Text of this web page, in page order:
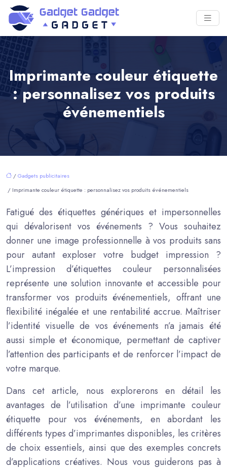
Imprimante couleur étiquette
: personnalisez vos produits
événementiels
/Gadgets publicitaires
/ Imprimante couleur étiquette : personnalisez vos produits événementiels
Fatigué des étiquettes génériques et impersonnelles
qui dévalorisent vos événements ? Vous souhaitez
donner une image professionnelle à vos produits sans
pour autant exploser votre budget impression ?
L’impression d’étiquettes couleur personnalisées
représente une solution innovante et accessible pour
transformer vos produits événementiels, offrant une
flexibilité inégalée et une rentabilité accrue. Maîtriser
l’identité visuelle de vos événements n’a jamais été
aussi simple et économique, permettant de captiver
l’attention des participants et de renforcer l’impact de
votre marque.
Dans cet article, nous explorerons en détail les
avantages de l’utilisation d’une imprimante couleur
étiquette pour vos événements, en abordant les
différents types d’imprimantes disponibles, les critères
de choix essentiels, ainsi que des exemples concrets
d’applications créatives. Nous vous guiderons pas à